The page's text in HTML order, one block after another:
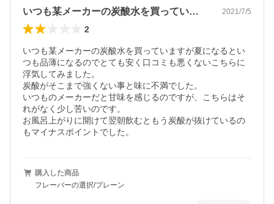
いつも某メーカーの炭酸水を買っています… 2021/7/5
2
いつも某メーカーの炭酸水を買っていますが夏になるとい
つも品薄になるのでとても安く口コミも悪くないこちらに
浮気してみました。
炭酸がそこまで強くない事と味に不満でした。
いつものメーカーだと甘味を感じるのですが、こちらはそ
れがなく少し苦いのです。
お風呂上がりに開けて翌朝飲むともう炭酸が抜けているの
もマイナスポイントでした。
購入した商品
フレーバーの選択/プレーン